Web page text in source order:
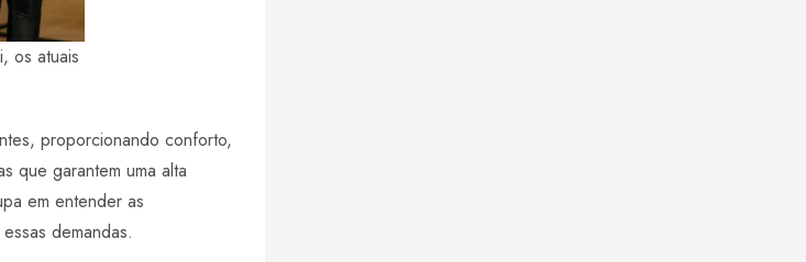
os atuais
proporcionando conforto,
que garantem uma alta
em entender as
demandas.